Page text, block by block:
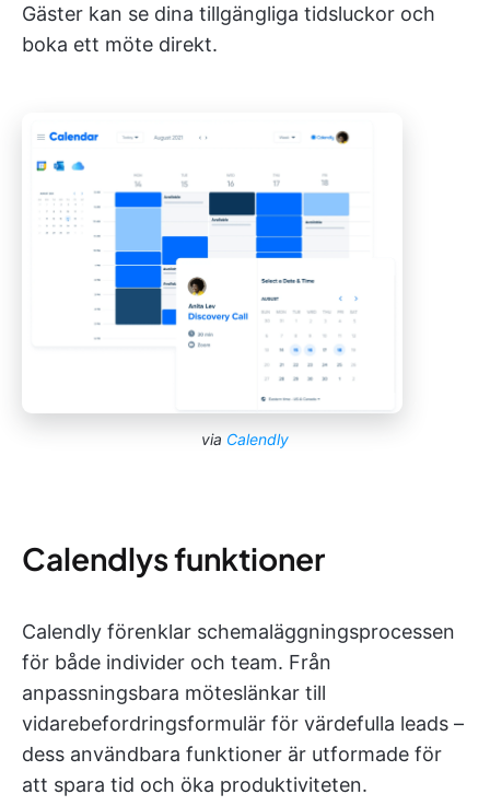
Gäster kan se dina tillgängliga tidsluckor och
boka ett möte direkt.
via Calendly
Calendlys funktioner
Calendly förenklar schemaläggningsprocessen
för både individer och team. Från
anpassningsbara möteslänkar till
vidarebefordringsformulär för värdefulla leads –
dess användbara funktioner är utformade för
att spara tid och öka produktiviteten.